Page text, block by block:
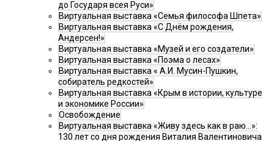
до Государя всея Руси»
Виртуальная выставка «Семья философа Шпета»
Виртуальная выставка «С Днём рождения,
Андерсен!»
Виртуальная выставка «Музей и его создатели»
Виртуальная выставка «Поэма о лесах»
Виртуальная выставка « А.И. Мусин-Пушкин,
собиратель редкостей»
Виртуальная выставка «Крым в истории, культуре
и экономике России»
Освобождение
Виртуальная выставка «Живу здесь как в раю…»:
130 лет со дня рождения Виталия Валентиновича